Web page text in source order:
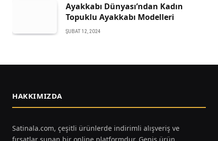
Ayakkabı Dünyası’ndan Kadın
Topuklu Ayakkabı Modelleri
ŞUBAT 12, 2024
HAKKIMIZDA
Satinala.com, çeşitli ürünlerde indirimli alışveriş ve